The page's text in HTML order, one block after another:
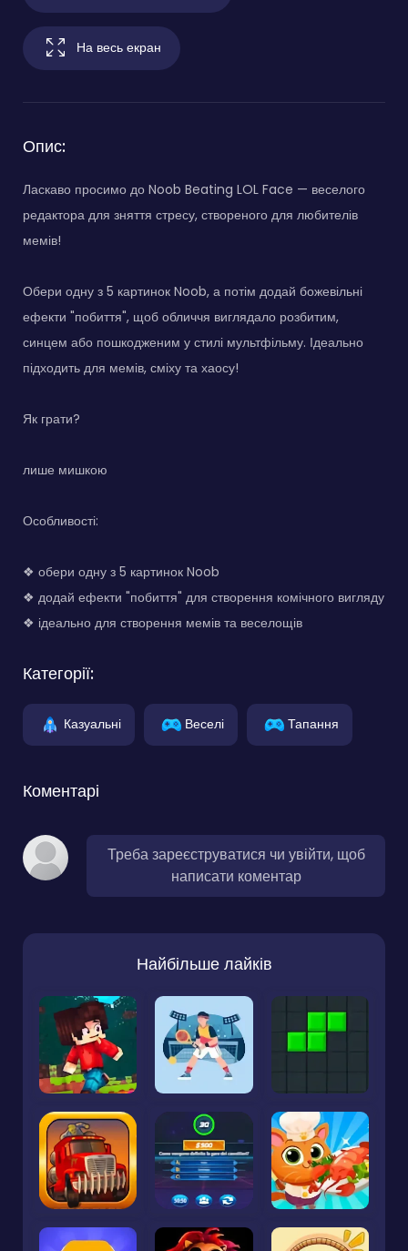
На весь екран
Опис:
Ласкаво просимо до Noob Beating LOL Face — веселого
редактора для зняття стресу, створеного для любителів
мемів!
Обери одну з 5 картинок Noob, а потім додай божевільні
ефекти "побиття", щоб обличчя виглядало розбитим,
синцем або пошкодженим у стилі мультфільму. Ідеально
підходить для мемів, сміху та хаосу!
Як грати?
лише мишкою
Особливості:
❖ обери одну з 5 картинок Noob
❖ додай ефекти "побиття" для створення комічного вигляду
❖ ідеально для створення мемів та веселощів
Категорії:
Казуальні Веселі Тапання
Коментарі
Треба зареєструватися чи увійти, щоб
написати коментар
Найбільше лайків